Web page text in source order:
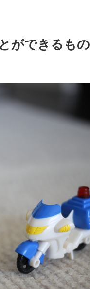
ができるもの